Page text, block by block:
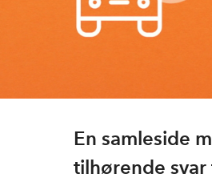
En samleside
tilhørende